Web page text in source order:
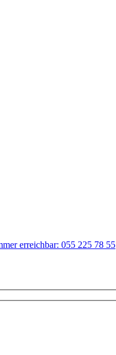
erreichbar: 055 225 78 55